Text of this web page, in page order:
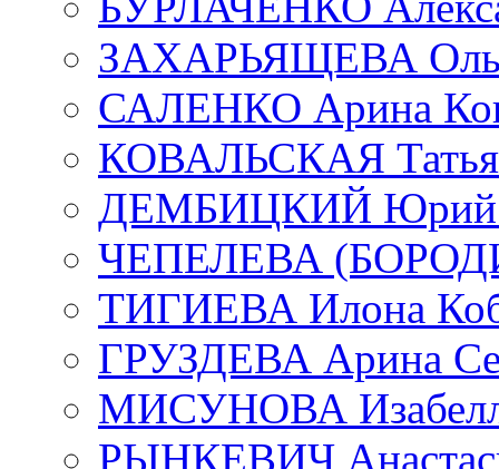
ЗАХАРЬЯЩЕВА
САЛЕНКО Арина
КОВАЛЬСКАЯ
ДЕМБИЦКИЙ Юрий
ЧЕПЕЛЕВА
ТИГИЕВА Илона
ГРУЗДЕВА Арина
МИСУНОВА
РЫНКЕВИЧ